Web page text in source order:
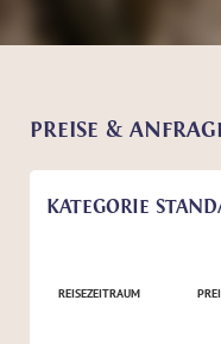
PREISE &
KATEGORIE
REISEZEITRAUM